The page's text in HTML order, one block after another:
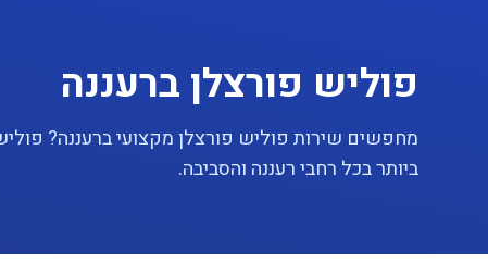
פוליש פורצלן ברעננה
ביותר בכל רחבי רעננה והסביבה.